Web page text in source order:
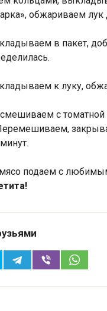
обжариваем лук
в пакет,
к луку,
с
подаем с